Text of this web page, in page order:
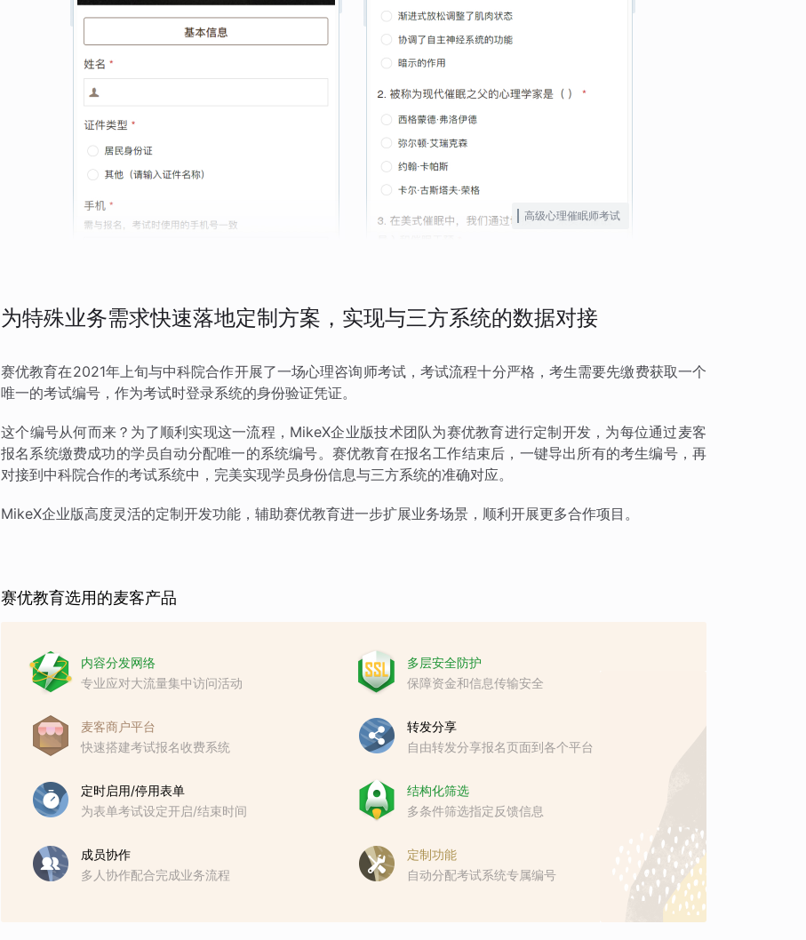
高级心理催眠师考试
为特殊业务需求快速落地定制方案，实现与三方系统的数据对接
赛优教育在2021年上旬与中科院合作开展了一场心理咨询师考试，考试流程十分严格，考生需要先缴费获取一个
唯一的考试编号，作为考试时登录系统的身份验证凭证。
这个编号从何而来？为了顺利实现这一流程，MikeX企业版技术团队为赛优教育进行定制开发，为每位通过麦客
报名系统缴费成功的学员自动分配唯一的系统编号。赛优教育在报名工作结束后，一键导出所有的考生编号，再
对接到中科院合作的考试系统中，完美实现学员身份信息与三方系统的准确对应。
MikeX企业版高度灵活的定制开发功能，辅助赛优教育进一步扩展业务场景，顺利开展更多合作项目。
赛优教育选用的麦客产品
内容分发网络
专业应对大流量集中访问活动
多层安全防护
保障资金和信息传输安全
麦客商户平台
快速搭建考试报名收费系统
转发分享
自由转发分享报名页面到各个平台
定时启用/停用表单
为表单考试设定开启/结束时间
结构化筛选
多条件筛选指定反馈信息
成员协作
多人协作配合完成业务流程
定制功能
自动分配考试系统专属编号